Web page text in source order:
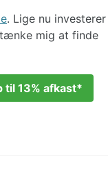
. Lige nu investerer
mig at finde
til 13% afkast